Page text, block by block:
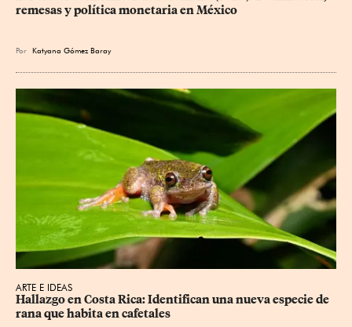
remesas y política monetaria en México
Por Katyana Gómez Baray
ARTE E IDEAS
Hallazgo en Costa Rica: Identifican una nueva especie de
rana que habita en cafetales